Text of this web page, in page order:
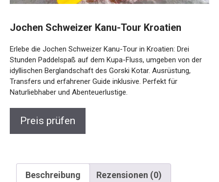
Jochen Schweizer Kanu-Tour Kroatien
Erlebe die Jochen Schweizer Kanu-Tour in Kroatien: Drei
Stunden Paddelspaß auf dem Kupa-Fluss, umgeben von der
idyllischen Berglandschaft des Gorski Kotar. Ausrüstung,
Transfers und erfahrener Guide inklusive. Perfekt für
Naturliebhaber und Abenteuerlustige.
Preis prüfen
Beschreibung Rezensionen (0)